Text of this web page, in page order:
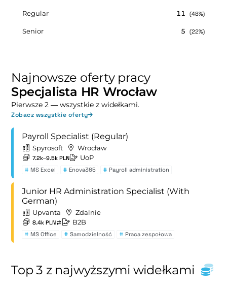
Regular 11 (48%)
Senior 5 (22%)
Najnowsze oferty pracy
Specjalista HR Wrocław
Pierwsze 2 — wszystkie z widełkami.
Zobacz wszystkie oferty
Payroll Specialist (Regular)
Spyrosoft Wrocław
7.2k–9.5k PLN UoP
# MS Excel # Enova365 # Payroll administration
Junior HR Administration Specialist (With
German)
Upvanta Zdalnie
8.4k PLN B2B
# MS Office # Samodzielność # Praca zespołowa
Top 3 z najwyższymi widełkami